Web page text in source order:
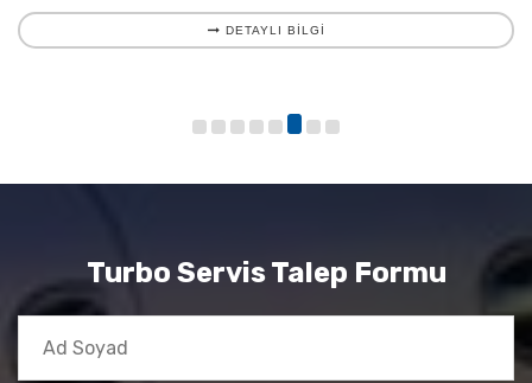
DETAYLI BILGI
Turbo Servis Talep Formu